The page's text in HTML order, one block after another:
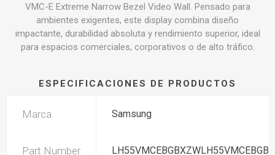
VMC-E Extreme Narrow Bezel Video Wall. Pensado para
ambientes exigentes, este display combina diseño
impactante, durabilidad absoluta y rendimiento superior, ideal
para espacios comerciales, corporativos o de alto tráfico.
ESPECIFICACIONES DE PRODUCTOS
Marca Samsung
Part Number